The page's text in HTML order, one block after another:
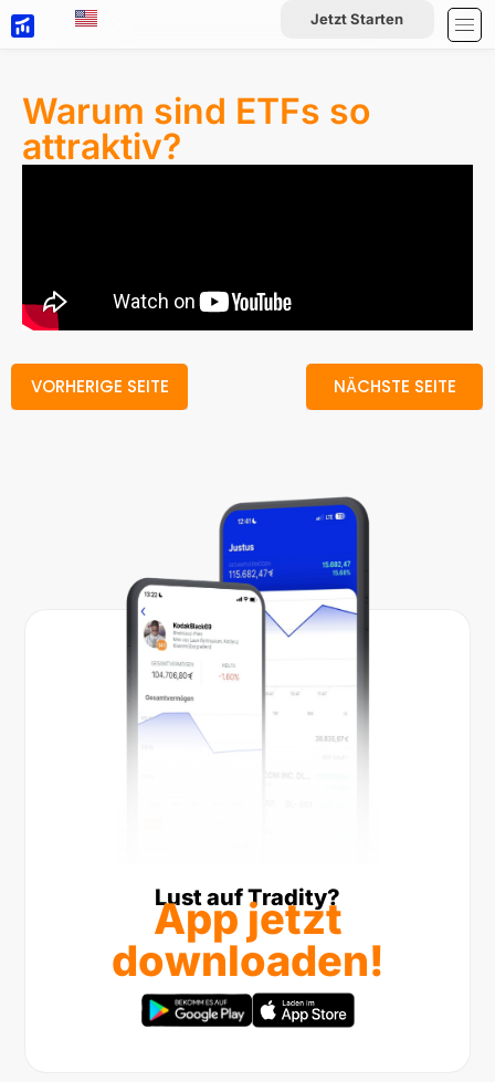
Jetzt Starten
Warum sind ETFs so
attraktiv?
VORHERIGE SEITE NÄCHSTE SEITE
Lust auf Tradity?
App jetzt
downloaden!